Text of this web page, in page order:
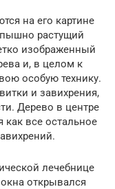
на его картине
растущий
изображенный
и, в целом к
особую технику.
и завихрения,
Дерево в центре
как все остальное
лечебнице
открывался